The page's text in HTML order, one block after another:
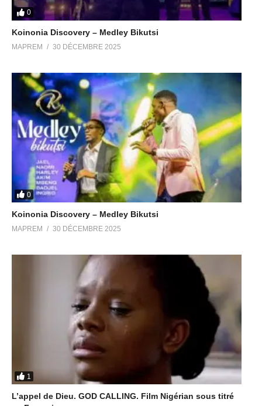
0
Koinonia Discovery – Medley Bikutsi
MAPREM 30 DÉCEMBRE 2025
0
Koinonia Discovery – Medley Bikutsi
MAPREM 30 DÉCEMBRE 2025
1
L’appel de Dieu. GOD CALLING. Film Nigérian sous titré